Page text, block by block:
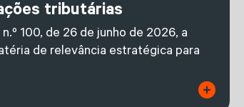
tributárias
100, de 26 de junho de 2026, a
de relevância estratégica para